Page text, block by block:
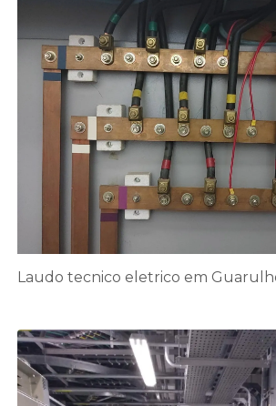
Laudo tecnico eletrico em